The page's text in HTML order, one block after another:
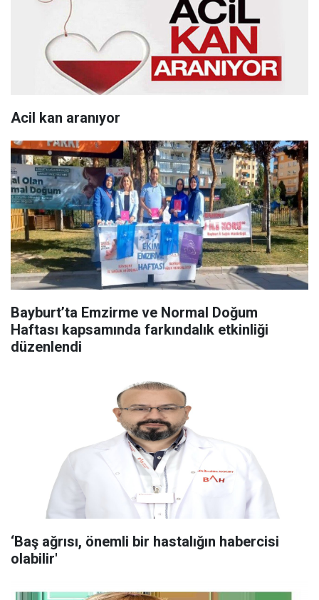
Acil kan aranıyor
Bayburt’ta Emzirme ve Normal Doğum
Haftası kapsamında farkındalık etkinliği
düzenlendi
‘Baş ağrısı, önemli bir hastalığın habercisi
olabilir'